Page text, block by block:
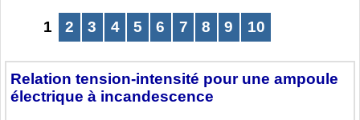
1 2 3 4 5 6 7 8 9 10
Relation tension-intensité pour une ampoule
électrique à incandescence